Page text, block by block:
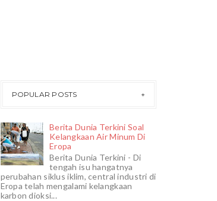
POPULAR POSTS
Berita Dunia Terkini Soal
Kelangkaan Air Minum Di
Eropa
Berita Dunia Terkini - Di
tengah isu hangatnya
perubahan siklus iklim, central industri di
Eropa telah mengalami kelangkaan
karbon dioksi...